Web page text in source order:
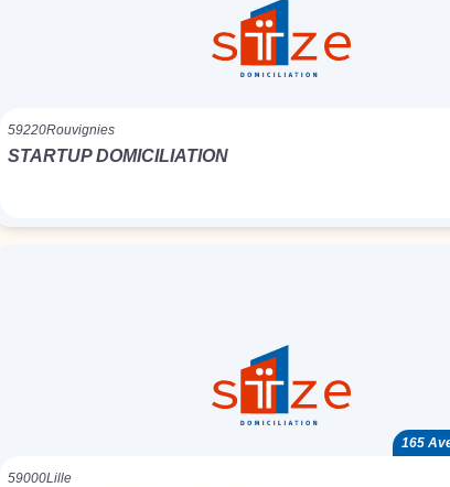
59220Rouvignies
STARTUP DOMICILIATION
165
59000Lille